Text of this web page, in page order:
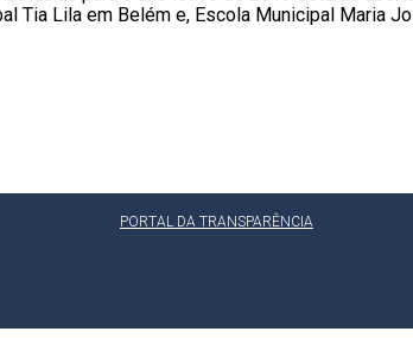
Tia Lila em Belém e, Escola Municipal Maria
PORTAL DA TRANSPARÊNCIA